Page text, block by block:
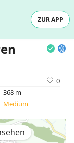
ZUR APP
0
368 m
Medium